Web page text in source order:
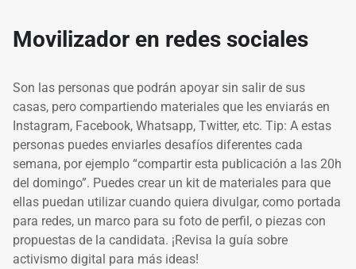
Movilizador en redes sociales
Son las personas que podrán apoyar sin salir de sus
casas, pero compartiendo materiales que les enviarás en
Instagram, Facebook, Whatsapp, Twitter, etc. Tip: A estas
personas puedes enviarles desafíos diferentes cada
semana, por ejemplo “compartir esta publicación a las 20h
del domingo”. Puedes crear un kit de materiales para que
ellas puedan utilizar cuando quiera divulgar, como portada
para redes, un marco para su foto de perfil, o piezas con
propuestas de la candidata. ¡Revisa la guía sobre
activismo digital para más ideas!